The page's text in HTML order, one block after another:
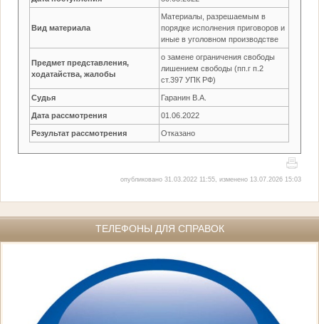
Вид материала
Материалы, разрешаемым в
порядке исполнения приговоров и
иные в уголовном производстве
Предмет представления,
ходатайства, жалобы
о замене ограничения свободы
лишением свободы (пп.г п.2
ст.397 УПК РФ)
Судья Гаранин В.А.
Дата рассмотрения 01.06.2022
Результат рассмотрения Отказано
опубликовано 31.03.2022 11:55, изменено 13.07.2026 15:03
ТЕЛЕФОНЫ ДЛЯ СПРАВОК